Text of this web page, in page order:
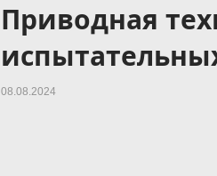
Приводная
08.08.2024